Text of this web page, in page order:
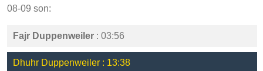
08-09 son:
Fajr Duppenweiler : 03:56
Dhuhr Duppenweiler : 13:38